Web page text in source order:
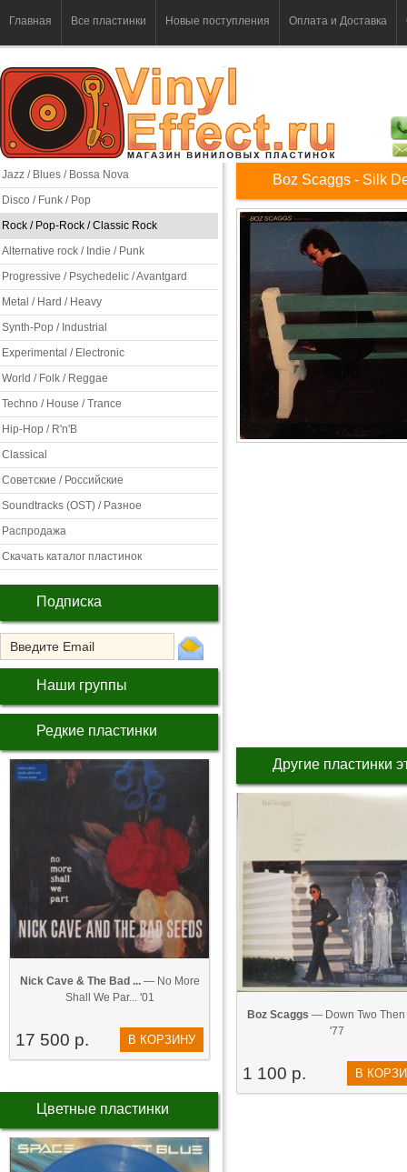
Главная Все пластинки Новые поступления Оплата и Доставка
Jazz / Blues / Bossa Nova
Disco / Funk / Pop
Rock / Pop-Rock / Classic Rock
Alternative rock / Indie / Punk
Progressive / Psychedelic / Avantgard
Metal / Hard / Heavy
Synth-Pop / Industrial
Experimental / Electronic
World / Folk / Reggae
Techno / House / Trance
Hip-Hop / R'n'B
Classical
Советские / Российские
Soundtracks (OST) / Разное
Распродажа
Скачать каталог пластинок
Подписка
Наши группы
Редкие пластинки
Nick Cave & The Bad ...— No More
Shall We Par... '01
17 500 р. В КОРЗИНУ
Цветные пластинки
Boz Scaggs - Silk
Другие пластинки
Boz Scaggs — Down Two Then
'77
1 100 р. В